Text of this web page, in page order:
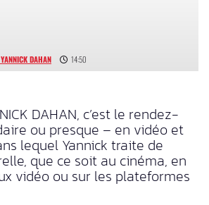
DAHAN 14:50
DAHAN, c’est le rendez-
ou presque – en vidéo et
lequel Yannick traite de
que ce soit au cinéma, en
vidéo ou sur les plateformes